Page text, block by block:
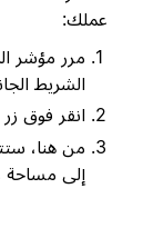
عملك:
مرر مؤشر
الشريط
انقر فوق زر
من هنا،
إلى مساحة